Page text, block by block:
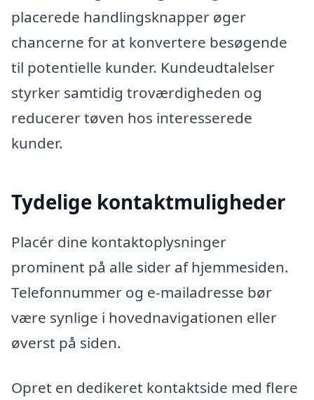
placerede handlingsknapper øger
chancerne for at konvertere besøgende
til potentielle kunder. Kundeudtalelser
styrker samtidig troværdigheden og
reducerer tøven hos interesserede
kunder.
Tydelige kontaktmuligheder
Placér dine kontaktoplysninger
prominent på alle sider af hjemmesiden.
Telefonnummer og e-mailadresse bør
være synlige i hovednavigationen eller
øverst på siden.
Opret en dedikeret kontaktside med flere